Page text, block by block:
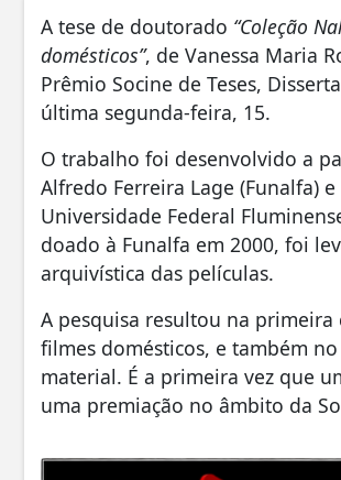
A tese de doutorado “Coleção
domésticos”, de Vanessa Maria
Prêmio Socine de Teses,
última segunda-feira, 15.
O trabalho foi desenvolvido a
Alfredo Ferreira Lage (Funalfa)
Universidade Federal
doado à Funalfa em 2000, foi
arquivística das películas.
A pesquisa resultou na
filmes domésticos, e também
material. É a primeira vez que
uma premiação no âmbito da